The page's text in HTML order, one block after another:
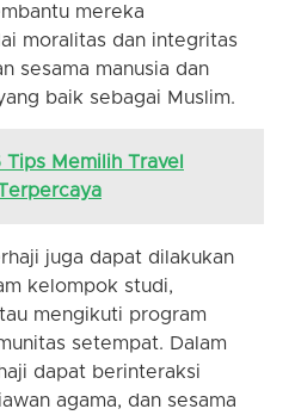
mereka
moralitas dan integritas
sesama manusia dan
baik sebagai Muslim.
Tips Memilih Travel
juga dapat dilakukan
kelompok studi,
mengikuti program
setempat. Dalam
dapat berinteraksi
agama, dan sesama